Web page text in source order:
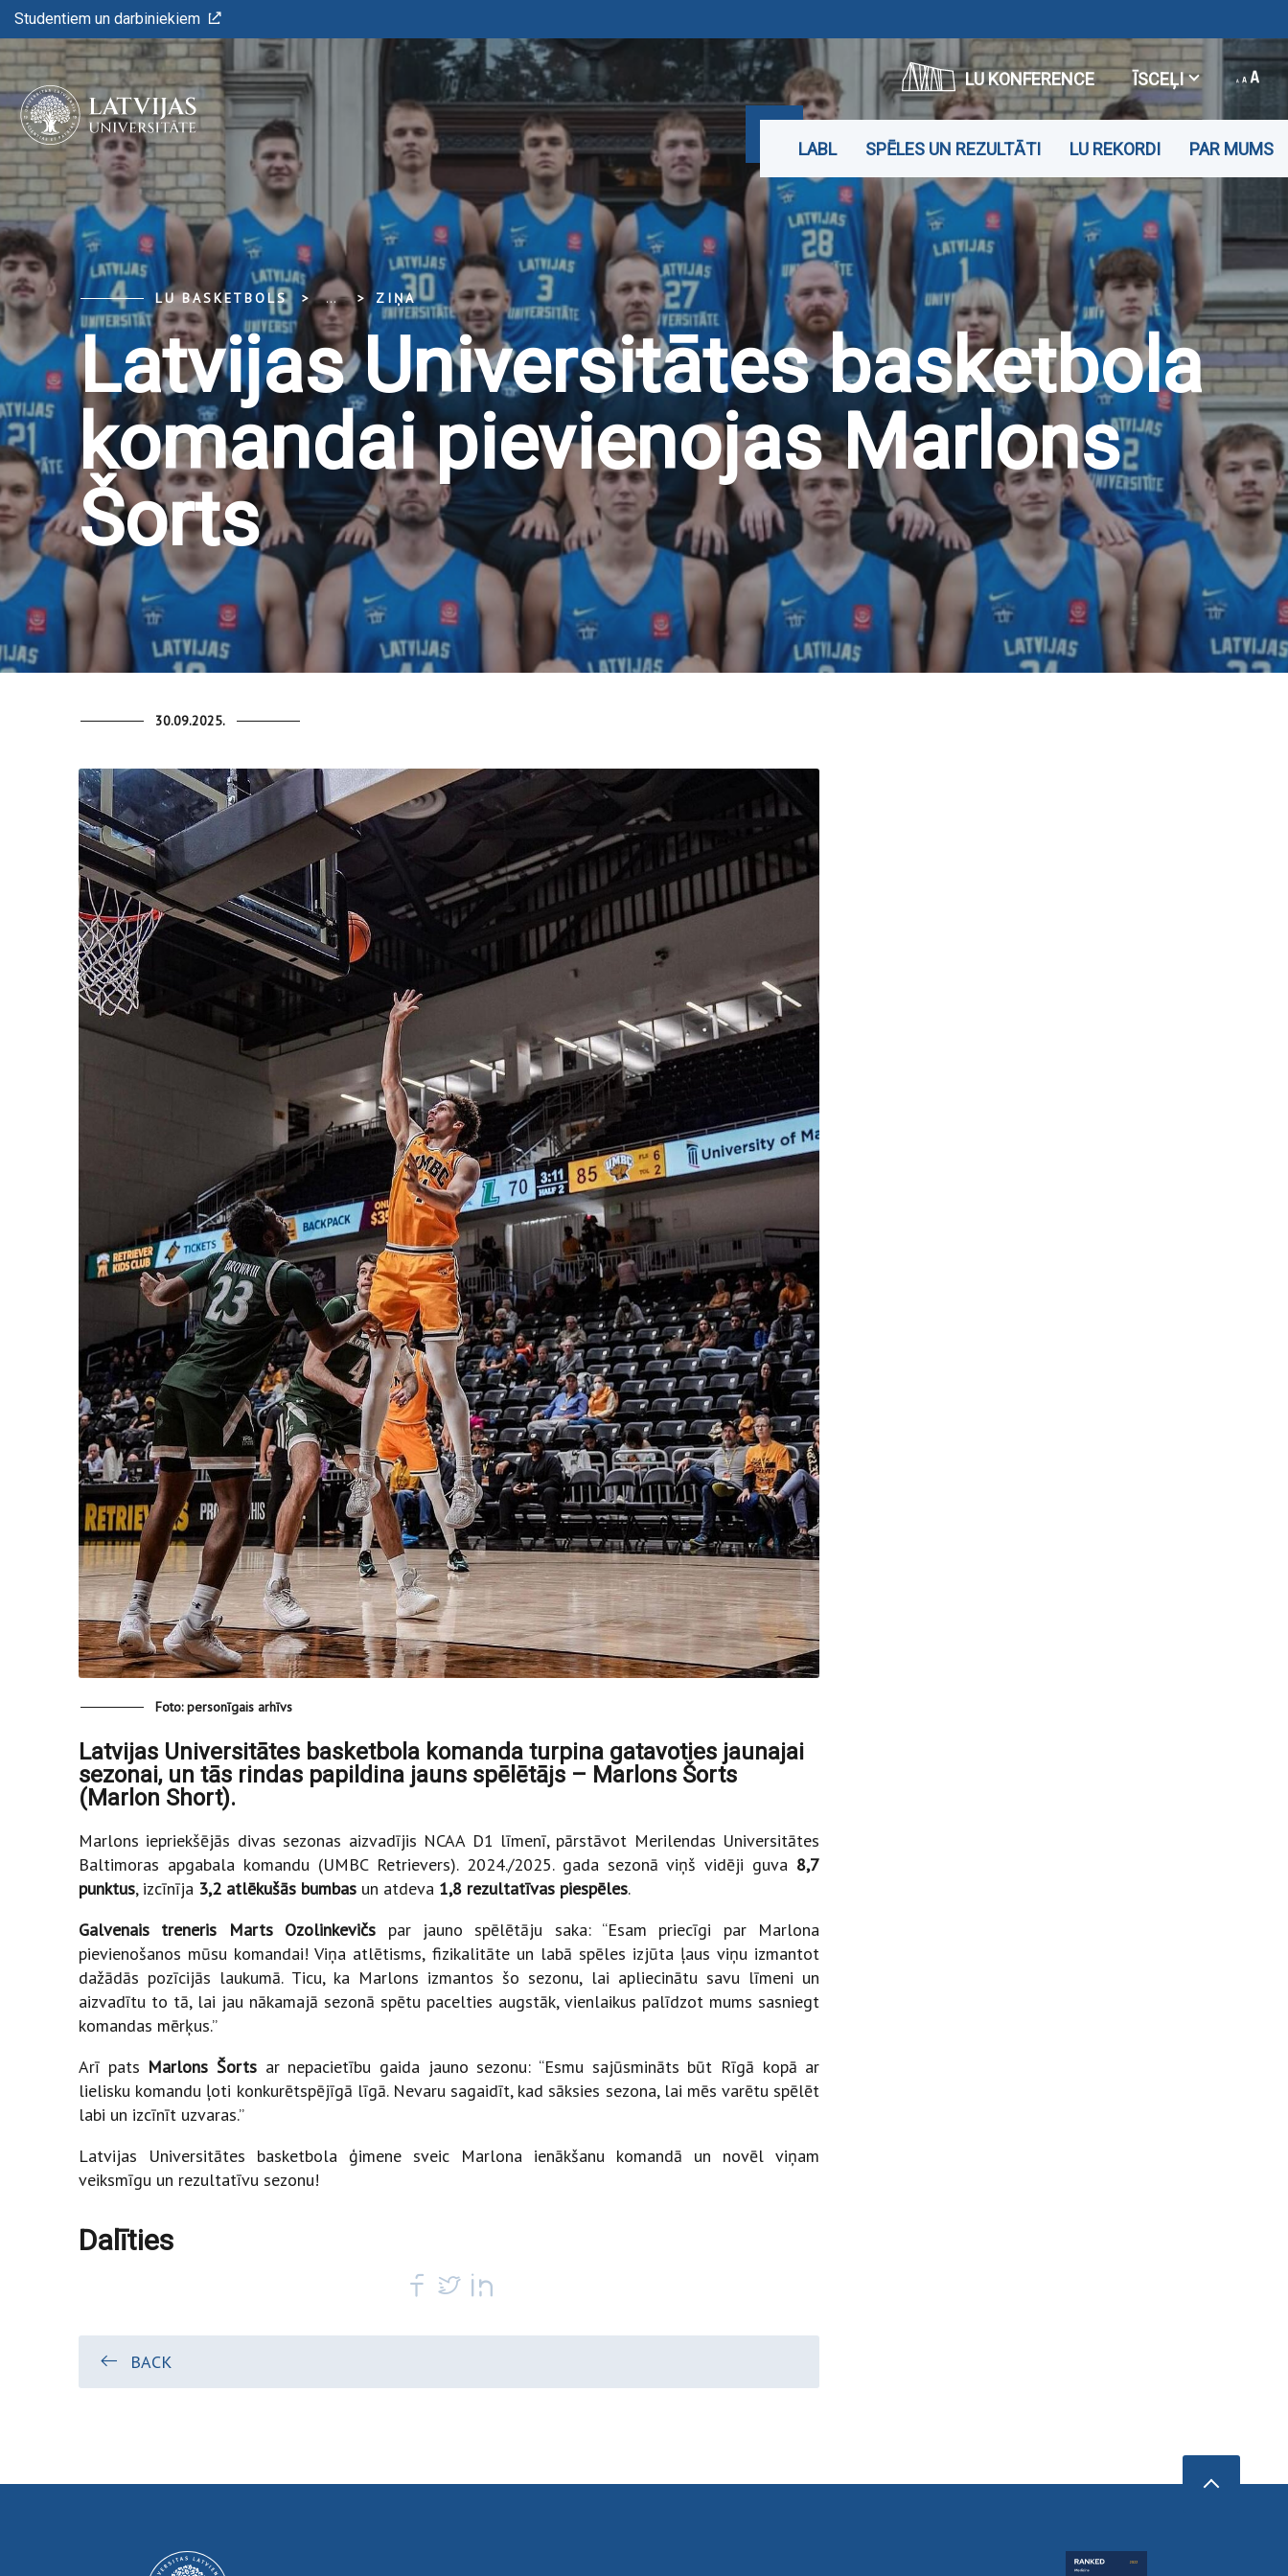
Studentiem un darbiniekiem
LU KONFERENCE ĪSCEĻI
LABL SPĒLES UN REZULTĀTI LU REKORDI PAR MUMS
LU BASKETBOLS ... ZIŅA
Latvijas Universitātes basketbola
komandai pievienojas Marlons
Šorts
30.09.2025.
Foto: personīgais arhīvs
Latvijas Universitātes basketbola komanda turpina gatavoties jaunajai
sezonai, un tās rindas papildina jauns spēlētājs – Marlons Šorts
(Marlon Short).
Marlons iepriekšējās divas sezonas aizvadījis NCAA D1 līmenī, pārstāvot Merilendas Universitātes
Baltimoras apgabala komandu (UMBC Retrievers). 2024./2025. gada sezonā viņš vidēji guva 8,7
punktus, izcīnīja 3,2 atlēkušās bumbas un atdeva 1,8 rezultatīvas piespēles.
Galvenais treneris Marts Ozolinkevičs par jauno spēlētāju saka: “Esam priecīgi par Marlona
pievienošanos mūsu komandai! Viņa atlētisms, fizikalitāte un labā spēles izjūta ļaus viņu izmantot
dažādās pozīcijās laukumā. Ticu, ka Marlons izmantos šo sezonu, lai apliecinātu savu līmeni un
aizvadītu to tā, lai jau nākamajā sezonā spētu pacelties augstāk, vienlaikus palīdzot mums sasniegt
komandas mērķus.”
Arī pats Marlons Šorts ar nepacietību gaida jauno sezonu: “Esmu sajūsmināts būt Rīgā kopā ar
lielisku komandu ļoti konkurētspējīgā līgā. Nevaru sagaidīt, kad sāksies sezona, lai mēs varētu spēlēt
labi un izcīnīt uzvaras.”
Latvijas Universitātes basketbola ģimene sveic Marlona ienākšanu komandā un novēl viņam
veiksmīgu un rezultatīvu sezonu!
Dalīties
BACK